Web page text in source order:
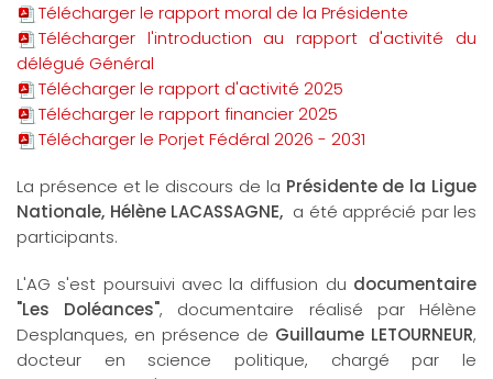
Télécharger le rapport moral de la Présidente
Télécharger l'introduction au rapport d'activité du
délégué Général
Télécharger le rapport d'activité 2025
Télécharger le rapport financier 2025
Télécharger le Porjet Fédéral 2026 - 2031
La présence et le discours de la Présidente de la Ligue
Nationale, Hélène LACASSAGNE, a été apprécié par les
participants.
L'AG s'est poursuivi avec la diffusion du documentaire
"Les Doléances", documentaire réalisé par Hélène
Desplanques, en présence de Guillaume LETOURNEUR,
docteur en science politique, chargé par le